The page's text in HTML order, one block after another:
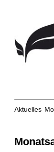
Aktuelles